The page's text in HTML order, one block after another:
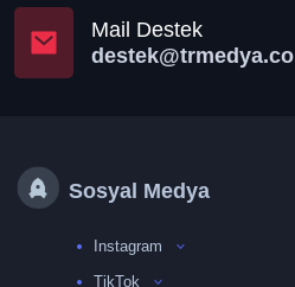
Mail Destek
destek@trmedya.co
Sosyal Medya
Instagram
TikTok